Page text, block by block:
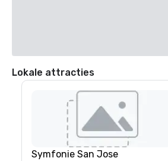
Lokale attracties
Symfonie San Jose